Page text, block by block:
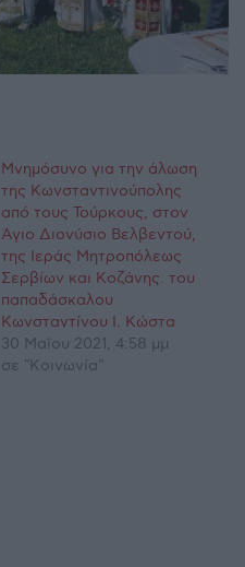
Μνημόσυνο για την άλωση
της Κωνσταντινούπολης
από τους Τούρκους, στον
Άγιο Διονύσιο Βελβεντού,
της Ιεράς Μητροπόλεως
Σερβίων και Κοζάνης. του
παπαδάσκαλου
Κωνσταντίνου Ι. Κώστα
30 Μαΐου 2021, 4:58 μμ
σε "Κοινωνία"